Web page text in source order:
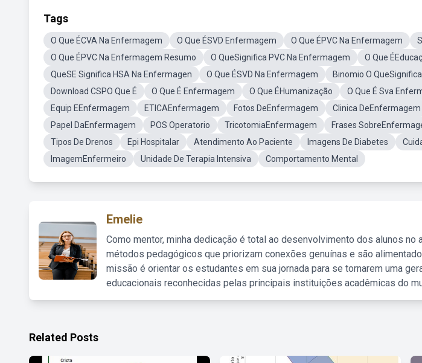
Tags
O Que ÉCVA Na Enfermagem O Que ÉSVD Enfermagem O Que ÉPVC Na Enfermagem
O Que ÉPVC Na Enfermagem Resumo
O QueSignifica PVC Na Enfermagem
O Que
QueSE Significa HSA Na Enfermagen
O Que ÉSVD Na Enfermagem
Binomio O
Download CSPO Que É
O Que É Enfermagem O Que ÉHumanização O Que É Sva
Equip EEnfermagem
ETICAEnfermagem Fotos DeEnfermagem Clinica DeEnfermagem
Papel DaEnfermagem
POS Operatorio TricotomiaEnfermagem Frases
Tipos De Drenos
Epi Hospitalar Atendimento Ao Paciente Imagens De Diabetes
ImagemEnfermeiro
Unidade De Terapia Intensiva Comportamento Mental
Emelie
Como mentor, minha dedicação é total ao desenvolvimento dos alunos no
métodos pedagógicos que priorizam conexões genuínas e são
missão é orientar os estudantes em sua jornada para se tornarem uma
educacionais reconhecidas pelas principais instituições acadêmicas do
Related Posts